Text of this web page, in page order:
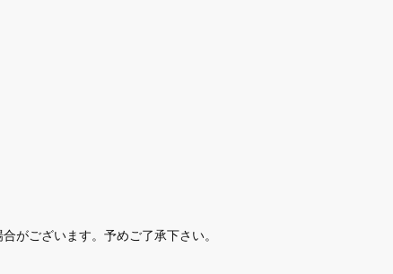
がございます。予めご了承下さい。